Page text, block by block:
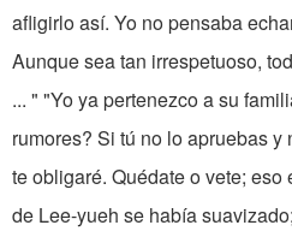
afligirlo así. Yo no pensaba
Aunque sea tan irrespetuoso,
... " "Yo ya pertenezco a su
rumores? Si tú no lo apruebas
te obligaré. Quédate o vete;
de Lee-yueh se había